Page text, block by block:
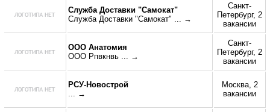
Служба Доставки "Самокат"
Служба Доставки "Самокат"
... →
Санкт-
Петербург, 2
вакансии
ООО Анатомия
ООО Рпвкнвь
... →
Санкт-
Петербург, 2
вакансии
РСУ-Новострой
... →
Москва, 2
вакансии